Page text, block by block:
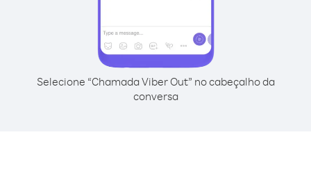
Selecione “Chamada Viber Out” no cabeçalho da
conversa